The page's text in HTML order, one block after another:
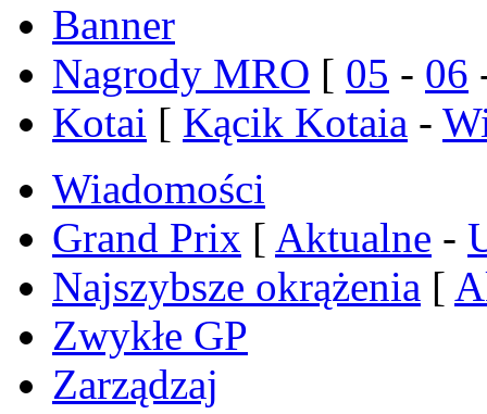
Banner
Nagrody MRO [ 05 - 06
Kotai [ Kącik Kotaia -
Wiadomości
Grand Prix [ Aktualne -
Najszybsze okrążenia [
Zwykłe GP
Zarządzaj